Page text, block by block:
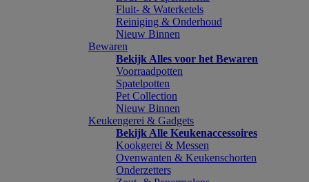
Fluit- & Waterketels
Reiniging & Onderhoud
Nieuw Binnen
Bewaren
Bekijk Alles voor het Bewaren
Voorraadpotten
Spatelpotten
Pet Collection
Nieuw Binnen
Keukengerei & Gadgets
Bekijk Alle Keukenaccessoires
Kookgerei & Messen
Ovenwanten & Keukenschorten
Onderzetters